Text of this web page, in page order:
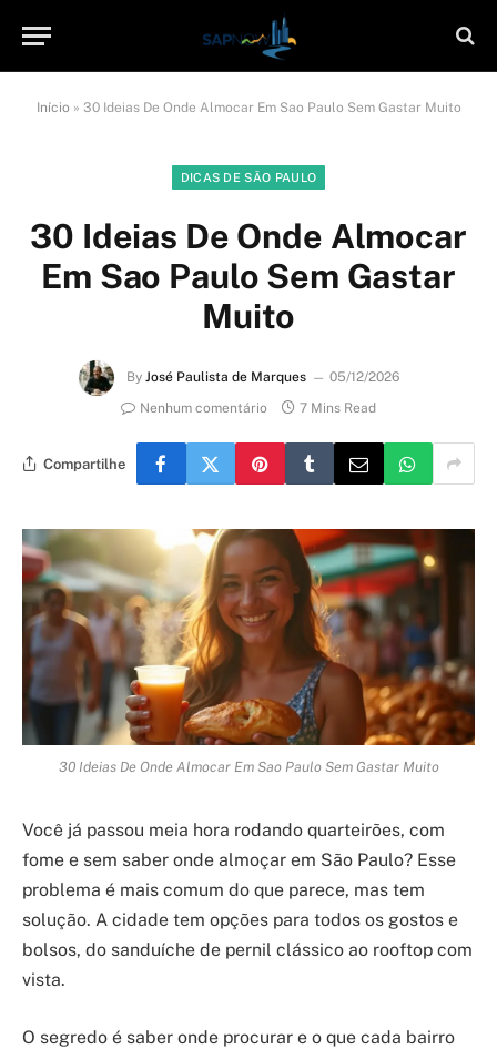
Início » 30 Ideias De Onde Almocar Em Sao Paulo Sem Gastar Muito
DICAS DE SÃO PAULO
30 Ideias De Onde Almocar
Em Sao Paulo Sem Gastar
Muito
By José Paulista de Marques
05/12/2026
Nenhum comentário
7 Mins Read
Compartilhe
30 Ideias De Onde Almocar Em Sao Paulo Sem Gastar Muito
Você já passou meia hora rodando quarteirões, com
fome e sem saber onde almoçar em São Paulo? Esse
problema é mais comum do que parece, mas tem
solução. A cidade tem opções para todos os gostos e
bolsos, do sanduíche de pernil clássico ao rooftop com
vista.
O segredo é saber onde procurar e o que cada bairro